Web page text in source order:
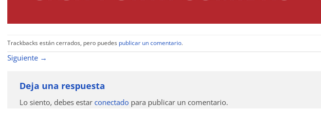
Trackbacks están cerrados, pero puedes publicar un comentario.
Siguiente →
Deja una respuesta
Lo siento, debes estarconectado para publicar un comentario.